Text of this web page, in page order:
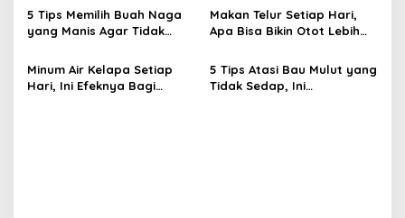
s
Desain Titanium
5 Tips Memilih Buah Naga
yang Manis Agar Tidak
Makan Telur Setiap Hari,
Apa Bisa Bikin Otot Lebih
Faktanya!
Minum Air Kelapa Setiap
Hari, Ini Efeknya Bagi
5 Tips Atasi Bau Mulut yang
Tidak Sedap, Ini